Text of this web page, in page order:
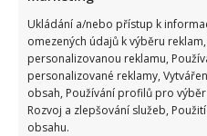
Ukládání a/nebo přístup k
omezených údajů k výběru
personalizovanou reklamu,
personalizované reklamy,
obsah, Používání profilů pro
Rozvoj a zlepšování služeb,
obsahu.